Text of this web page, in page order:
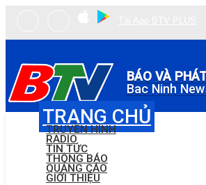
BÁO VÀ
Bac Ninh
TRANG CHỦ
TRUYỀN HÌNH
RADIO
TIN TỨC
THÔNG BÁO
QUẢNG CÁO
GIỚI THIỆU